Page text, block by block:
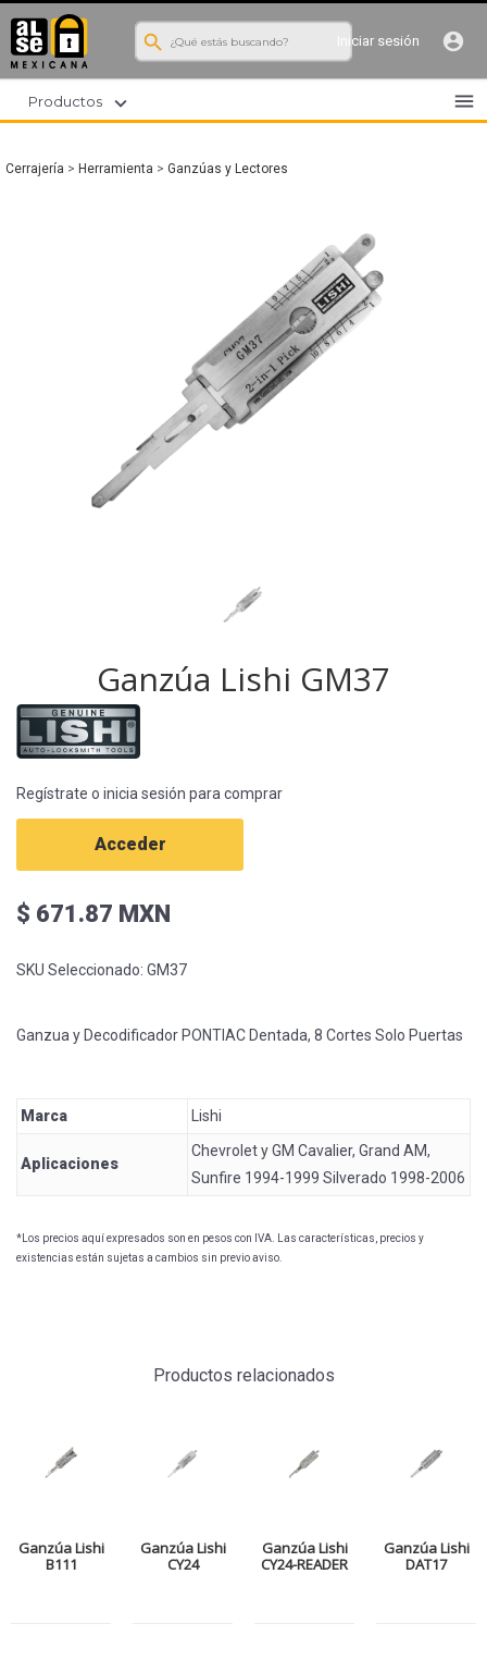
search Iniciar sesión account_circle
menu
Productos expand_more
Cerrajería > Herramienta > Ganzúas y Lectores
Ganzúa Lishi GM37
Regístrate o inicia sesión para comprar
Acceder
$ 671.87 MXN
SKU Seleccionado: GM37
Ganzua y Decodificador PONTIAC Dentada, 8 Cortes Solo Puertas
Marca Lishi
Aplicaciones
Chevrolet y GM Cavalier, Grand AM,
Sunfire 1994-1999 Silverado 1998-2006
*Los precios aquí expresados son en pesos con IVA. Las características, precios y
existencias están sujetas a cambios sin previo aviso.
Productos relacionados
Ganzúa Lishi
B111
Ganzúa Lishi
CY24
Ganzúa Lishi
CY24-READER
Ganzúa Lishi
DAT17